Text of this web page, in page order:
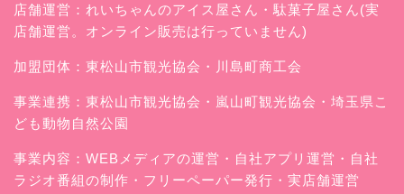
店舗運営： れいちゃんのアイス屋さん ・駄菓子屋さん(実
店舗運営。オンライン販売は行っていません)
加盟団体：東松山市観光協会・川島町商工会
事業連携：東松山市観光協会・嵐山町観光協会・埼玉県こ
ども動物自然公園
事業内容：WEBメディアの運営・自社アプリ運営・自社
ラジオ番組の制作・フリーペーパー発行・実店舗運営